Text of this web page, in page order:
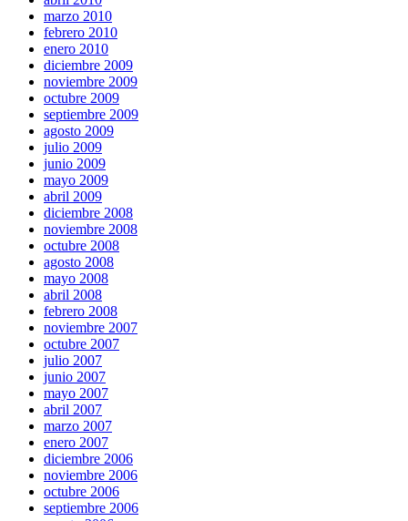
marzo 2010
febrero 2010
enero 2010
diciembre 2009
noviembre 2009
octubre 2009
septiembre 2009
agosto 2009
julio 2009
junio 2009
mayo 2009
abril 2009
diciembre 2008
noviembre 2008
octubre 2008
agosto 2008
mayo 2008
abril 2008
febrero 2008
noviembre 2007
octubre 2007
julio 2007
junio 2007
mayo 2007
abril 2007
marzo 2007
enero 2007
diciembre 2006
noviembre 2006
octubre 2006
septiembre 2006